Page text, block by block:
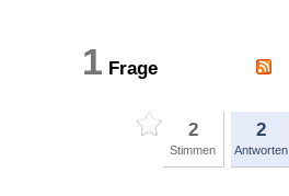
1 Frage
2
Stimmen
2
Antworten